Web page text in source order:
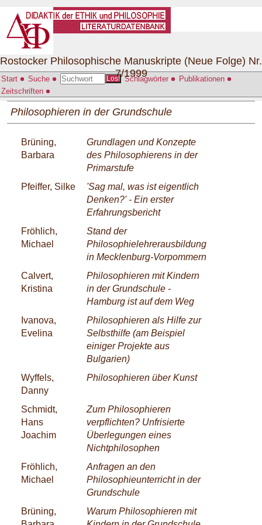
Start Suche Los! Schlagwörter
Publikationen
Zeitschriften
Rostocker Philosophische Manuskripte (Neue Folge) Nr.
7/1999
Philosophieren in der Grundschule
Brüning,
Barbara
Grundlagen und Konzepte
des Philosophierens in der
Primarstufe
Pfeiffer, Silke
'Sag mal, was ist eigentlich
Denken?' - Ein erster
Erfahrungsbericht
Fröhlich,
Michael
Stand der
Philosophielehrerausbildung
in Mecklenburg-Vorpommern
Calvert,
Kristina
Philosophieren mit Kindern
in der Grundschule -
Hamburg ist auf dem Weg
Ivanova,
Evelina
Philosophieren als Hilfe zur
Selbsthilfe (am Beispiel
einiger Projekte aus
Bulgarien)
Wyffels,
Danny
Philosophieren über Kunst
Schmidt,
Hans
Joachim
Zum Philosophieren
verpflichten? Unfrisierte
Überlegungen eines
Nichtphilosophen
Fröhlich,
Michael
Anfragen an den
Philosophieunterricht in der
Grundschule
Brüning,
Warum Philosophieren mit